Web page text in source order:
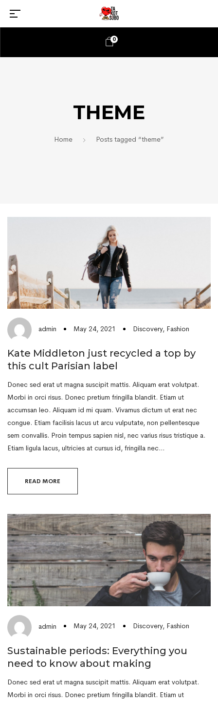
0
THEME
Home Posts tagged “theme”
admin May 24, 2021 Discovery, Fashion
Kate Middleton just recycled a top by
this cult Parisian label
Donec sed erat ut magna suscipit mattis. Aliquam erat volutpat.
Morbi in orci risus. Donec pretium fringilla blandit. Etiam ut
accumsan leo. Aliquam id mi quam. Vivamus dictum ut erat nec
congue. Etiam facilisis lacus ut arcu vulputate, non pellentesque
sem convallis. Proin tempus sapien nisl, nec varius risus tristique a.
Etiam ligula lacus, ultricies at cursus id, fringilla nec…
READ MORE
admin May 24, 2021 Discovery, Fashion
Sustainable periods: Everything you
need to know about making
Donec sed erat ut magna suscipit mattis. Aliquam erat volutpat.
Morbi in orci risus. Donec pretium fringilla blandit. Etiam ut